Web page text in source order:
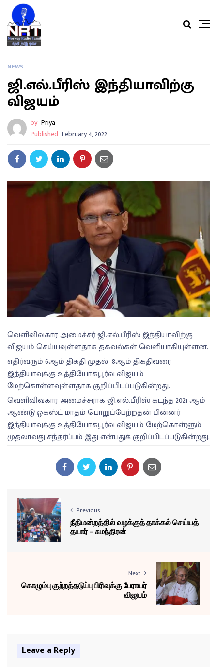
NEWS
ஜி.எல்.பீரிஸ் இந்தியாவிற்கு
விஜயம்
by Priya
Published February 4, 2022
வெளிவிவகார அமைச்சர் ஜி.எல்.பீரிஸ் இந்தியாவிற்கு
விஜயம் செய்யவுள்ளதாக தகவல்கள் வெளியாகியுள்ளன.
எதிர்வரும் 6ஆம் திகதி முதல் 8ஆம் திகதிவரை
இந்தியாவுக்கு உத்தியோகபூர்வ விஜயம்
மேற்கொள்ளவுள்ளதாக குறிப்பிடப்படுகின்றது.
வெளிவிவகார அமைச்சராக ஜி.எல்.பீரிஸ் கடந்த 2021 ஆம்
ஆண்டு ஒகஸ்ட் மாதம் பொறுப்பேற்றதன் பின்னர்
இந்தியாவுக்கு உத்தியோகபூர்வ விஜயம் மேற்கொள்ளும்
முதலாவது சந்தர்ப்பம் இது என்பதுக் குறிப்பிடப்படுகின்றது.
Previous
நீதிமன்றத்தில் வழக்குத் தாக்கல் செய்யத்
தயார் – சுமந்திரன்
Next
கொழும்பு குற்றத்தடுப்பு பிரிவுக்கு பேராயர்
விஜயம்
Leave a Reply